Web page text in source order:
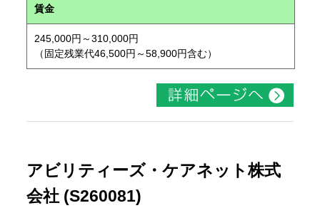
賃金
245,000円～310,000円
（固定残業代46,500円～58,900円含む）
アビリティーズ・ケアネット株式
会社 (S260081)